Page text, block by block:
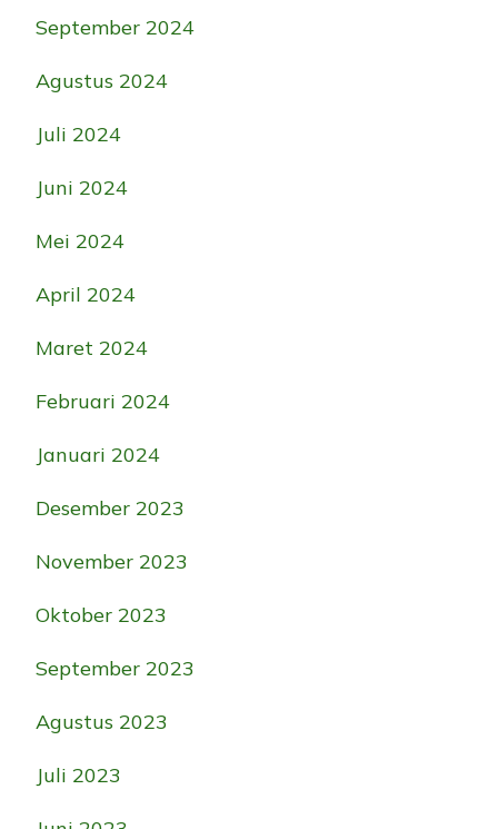
September 2024
Agustus 2024
Juli 2024
Juni 2024
Mei 2024
April 2024
Maret 2024
Februari 2024
Januari 2024
Desember 2023
November 2023
Oktober 2023
September 2023
Agustus 2023
Juli 2023